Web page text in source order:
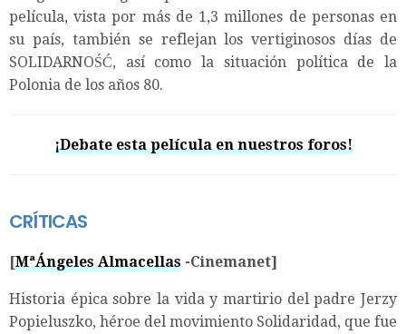
película, vista por más de 1,3 millones de personas en
su país, también se reflejan los vertiginosos días de
SOLIDARNOŚĆ, así como la situación política de la
Polonia de los años 80.
¡Debate esta película en nuestros foros!
CRÍTICAS
[MªÁngeles Almacellas -Cinemanet]
Historia épica sobre la vida y martirio del padre Jerzy
Popieluszko, héroe del movimiento Solidaridad, que fue